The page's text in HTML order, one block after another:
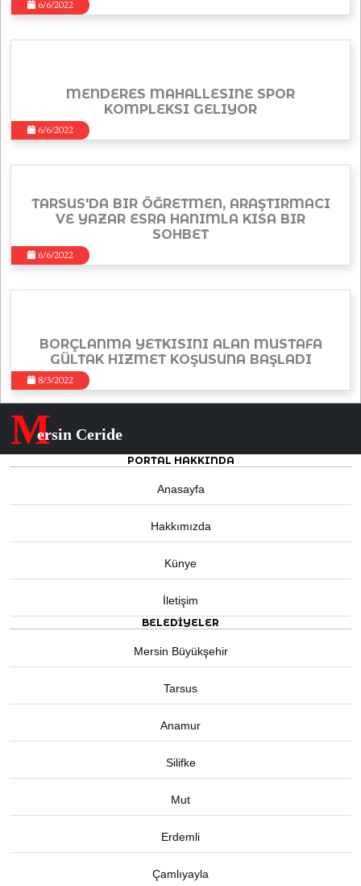
6/6/2022
MENDERES MAHALLESINE SPOR
KOMPLEKSI GELIYOR
6/6/2022
TARSUS'DA BIR ÖĞRETMEN, ARAŞTIRMACI
VE YAZAR ESRA HANIMLA KISA BIR
SOHBET
6/6/2022
BORÇLANMA YETKISINI ALAN MUSTAFA
GÜLTAK HIZMET KOŞUSUNA BAŞLADI
8/3/2022
Mersin Ceride
PORTAL HAKKINDA
Anasayfa
Hakkımızda
Künye
İletişim
BELEDIYELER
Mersin Büyükşehir
Tarsus
Anamur
Silifke
Mut
Erdemli
Çamlıyayla